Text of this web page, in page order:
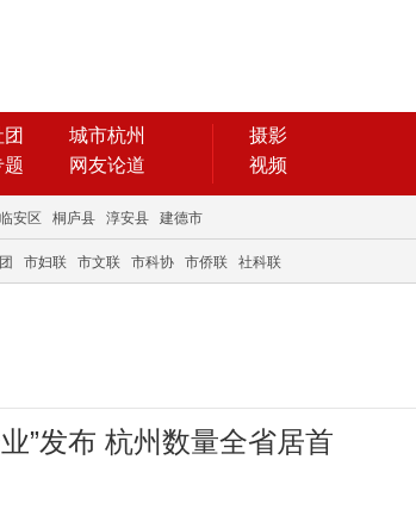
城市杭州
题 网友论道
摄影
视频
临安区 桐庐县 淳安县 建德市
市妇联 市文联 市科协 市侨联 社科联
”发布 杭州数量全省居首